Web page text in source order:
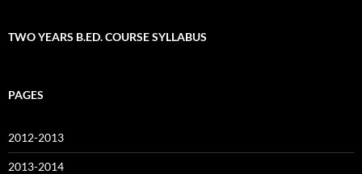
TWO YEARS B.ED. COURSE SYLLABUS
PAGES
2012-2013
2013-2014